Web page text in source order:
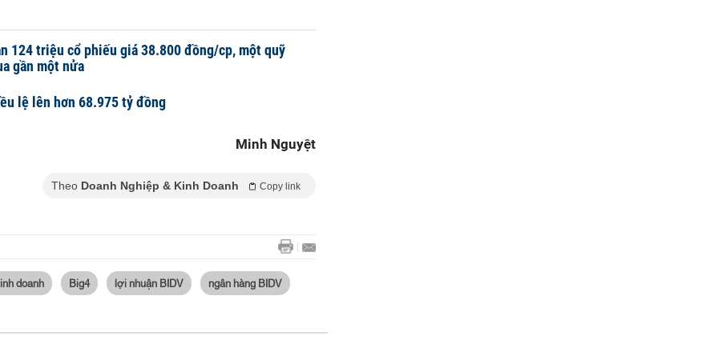
124 triệu cổ phiếu giá 38.800 đồng/cp, một quỹ
gần một nửa
lệ lên hơn 68.975 tỷ đồng
Minh Nguyệt
Theo Doanh Nghiệp & Kinh Doanh Copy link
doanh Big4 lợi nhuận BIDV ngân hàng BIDV